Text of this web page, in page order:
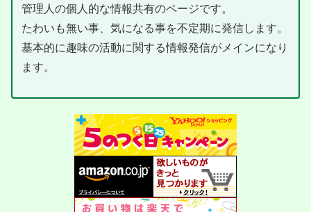
管理人の個人的な情報共有のページです。
たわいも無い事、気になる事を不定期に発信します。
基本的に趣味の活動に関する情報発信がメインになり
ます。